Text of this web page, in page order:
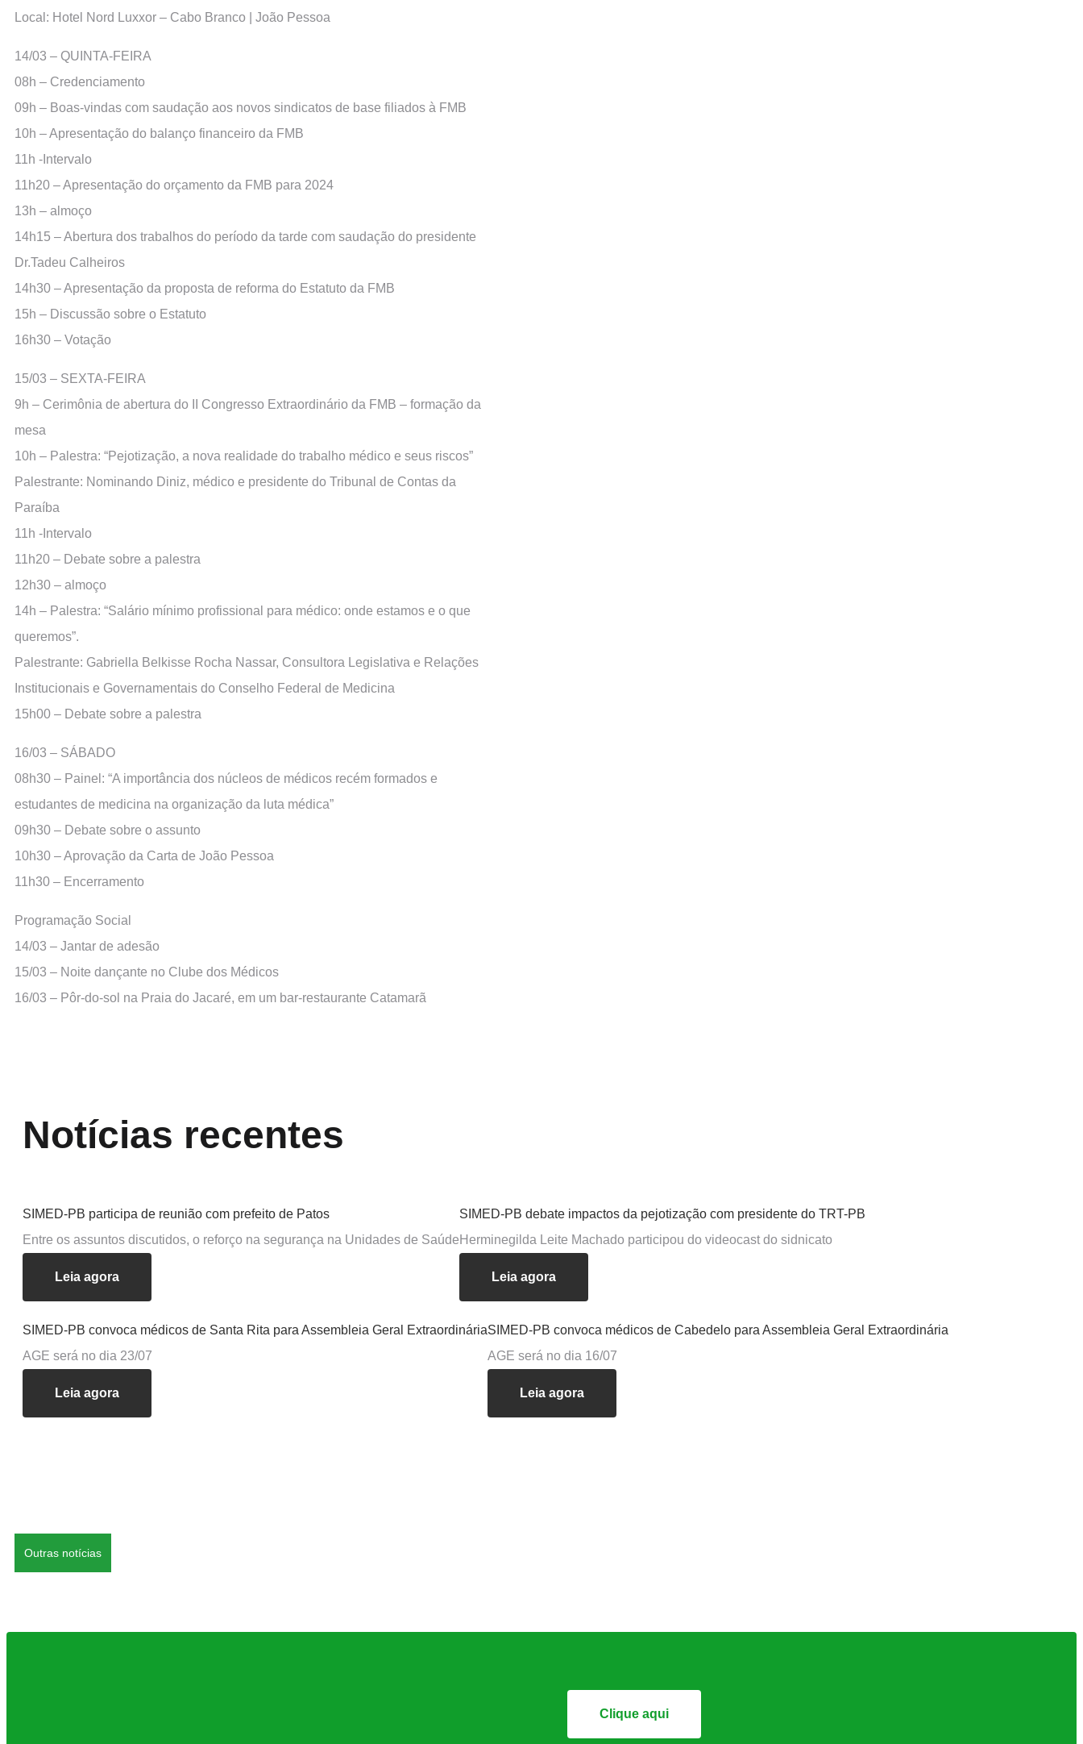
Local: Hotel Nord Luxxor – Cabo Branco | João Pessoa
14/03 – QUINTA-FEIRA
08h – Credenciamento
09h – Boas-vindas com saudação aos novos sindicatos de base filiados à FMB
10h – Apresentação do balanço financeiro da FMB
11h -Intervalo
11h20 – Apresentação do orçamento da FMB para 2024
13h – almoço
14h15 – Abertura dos trabalhos do período da tarde com saudação do presidente
Dr.Tadeu Calheiros
14h30 – Apresentação da proposta de reforma do Estatuto da FMB
15h – Discussão sobre o Estatuto
16h30 – Votação
15/03 – SEXTA-FEIRA
9h – Cerimônia de abertura do II Congresso Extraordinário da FMB – formação da
mesa
10h – Palestra: “Pejotização, a nova realidade do trabalho médico e seus riscos”
Palestrante: Nominando Diniz, médico e presidente do Tribunal de Contas da
Paraíba
11h -Intervalo
11h20 – Debate sobre a palestra
12h30 – almoço
14h – Palestra: “Salário mínimo profissional para médico: onde estamos e o que
queremos”.
Palestrante: Gabriella Belkisse Rocha Nassar, Consultora Legislativa e Relações
Institucionais e Governamentais do Conselho Federal de Medicina
15h00 – Debate sobre a palestra
16/03 – SÁBADO
08h30 – Painel: “A importância dos núcleos de médicos recém formados e
estudantes de medicina na organização da luta médica”
09h30 – Debate sobre o assunto
10h30 – Aprovação da Carta de João Pessoa
11h30 – Encerramento
Programação Social
14/03 – Jantar de adesão
15/03 – Noite dançante no Clube dos Médicos
16/03 – Pôr-do-sol na Praia do Jacaré, em um bar-restaurante Catamarã
Notícias recentes
SIMED-PB participa de reunião com prefeito de Patos
Entre os assuntos discutidos, o reforço na segurança na Unidades de Saúde
Leia agora
SIMED-PB debate impactos da pejotização com presidente do TRT-PB
Herminegilda Leite Machado participou do videocast do sidnicato
Leia agora
SIMED-PB convoca médicos de Santa Rita para Assembleia Geral Extraordinária
AGE será no dia 23/07
Leia agora
SIMED-PB convoca médicos de Cabedelo para Assembleia Geral Extraordinária
AGE será no dia 16/07
Leia agora
Outras notícias
Clique aqui